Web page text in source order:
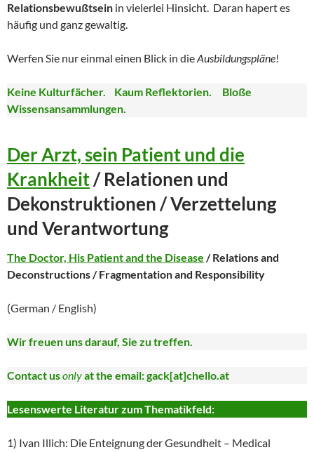
Relationsbewußtsein in vielerlei Hinsicht. Daran hapert es
häufig und ganz gewaltig.
Werfen Sie nur einmal einen Blick in dieAusbildungspläne!
Keine Kulturfächer. Kaum Reflektorien. Bloße
Wissensansammlungen.
Der Arzt, sein Patient und die
Krankheit/ Relationen und
Dekonstruktionen / Verzettelung
und Verantwortung
The Doctor, His Patient and the Disease / Relations and
Deconstructions / Fragmentation and Responsibility
(German / English)
Wir freuen uns darauf, Sie zu treffen.
Contact usonlyat the email: gack[at]chello.at
Lesenswerte Literatur zum Thematikfeld:
1) Ivan Illich: Die Enteignung der Gesundheit – Medical